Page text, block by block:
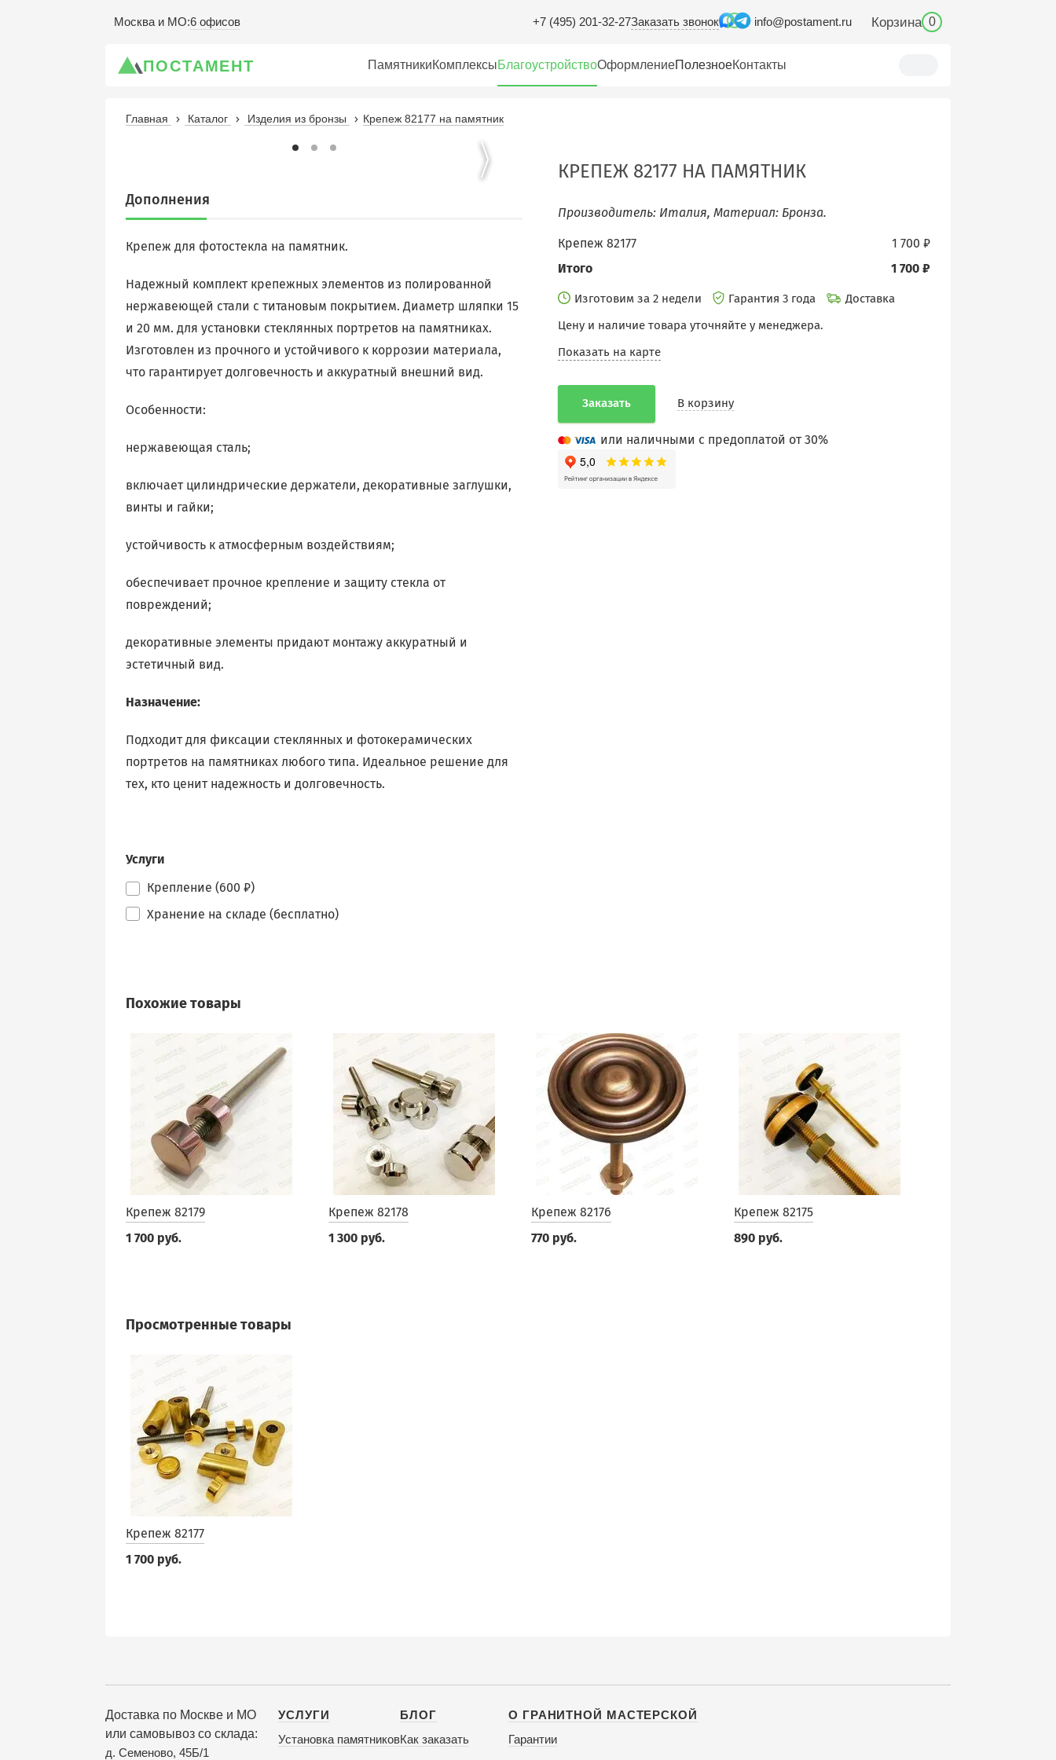
Москва и МО:6 офисов +7 (495) 201-32-27Заказать звонок info@postament.ru Корзина 0
ПОСТАМЕНТ ПамятникиКомплексыБлагоустройствоОформлениеПолезноеКонтакты
Главная Каталог Изделия из бронзы Крепеж 82177 на памятник
Дополнения
Крепеж для фотостекла на памятник.
Надежный комплект крепежных элементов из полированной
нержавеющей стали с титановым покрытием. Диаметр шляпки 15
и 20 мм. для установки стеклянных портретов на памятниках.
Изготовлен из прочного и устойчивого к коррозии материала,
что гарантирует долговечность и аккуратный внешний вид.
Особенности:
нержавеющая сталь;
включает цилиндрические держатели, декоративные заглушки,
винты и гайки;
устойчивость к атмосферным воздействиям;
обеспечивает прочное крепление и защиту стекла от
повреждений;
декоративные элементы придают монтажу аккуратный и
эстетичный вид.
Назначение:
Подходит для фиксации стеклянных и фотокерамических
портретов на памятниках любого типа. Идеальное решение для
тех, кто ценит надежность и долговечность.
Услуги
Крепление (600 ₽)
Хранение на складе (бесплатно)
КРЕПЕЖ 82177 НА ПАМЯТНИК
Производитель: Италия, Материал: Бронза.
1 700 ₽
Крепеж 82177
1 700 ₽
Итого
Изготовим за 2 недели Гарантия 3 года
Доставка
Цену и наличие товара уточняйте у менеджера.
Показать на карте
Заказать В корзину
или наличными с предоплатой от 30%
Похожие товары
Крепеж 82179
1 700 руб.
Крепеж 82178
1 300 руб.
Крепеж 82176
770 руб.
Крепеж 82175
890 руб.
Просмотренные товары
Крепеж 82177
1 700 руб.
Доставка по Москве и МО
или самовывоз со склада:
д. Семеново, 45Б/1
УСЛУГИ
Установка памятников
БЛОГ
Как заказать
О ГРАНИТНОЙ МАСТЕРСКОЙ
Гарантии